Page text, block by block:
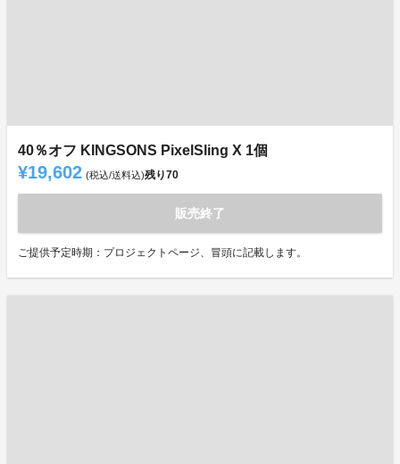
40％オフ KINGSONS PixelSling X 1個
¥19,602 (税込/送料込)残り70
販売終了
ご提供予定時期：プロジェクトページ、冒頭に記載します。